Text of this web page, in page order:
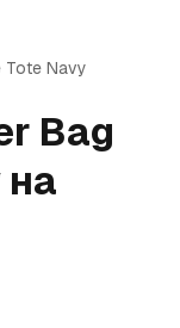
Tote Navy
Bag
на